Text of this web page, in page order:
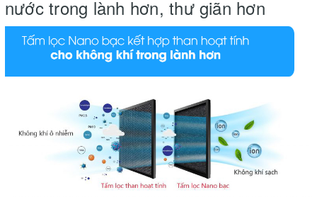
nước trong lành hơn, thư giãn hơn